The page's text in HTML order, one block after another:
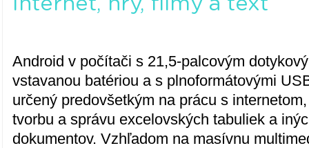
Android v počítači s 21,5-palcovým
vstavanou batériou a s plnoformátovými
určený predovšetkým na prácu s
tvorbu a správu excelovských tabuliek a
dokumentov. Vzhľadom na masívnu